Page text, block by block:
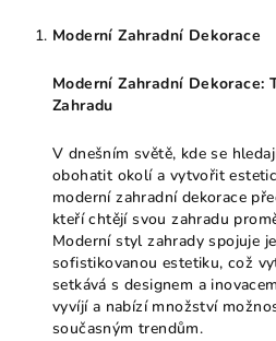
Moderní Zahradní Dekorace
Moderní Zahradní Dekorace:
Zahradu
V dnešním světě, kde se
obohatit okolí a vytvořit
moderní zahradní dekorace
kteří chtějí svou zahradu
Moderní styl zahrady spojuje
sofistikovanou estetiku, což
setkává s designem a
vyvíjí a nabízí množství
současným trendům.